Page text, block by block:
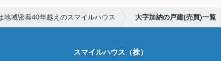
地域密着40年越えのスマイルハウス 大字加納の戸建(売買)一覧
スマイルハウス（株）